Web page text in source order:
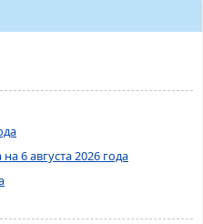
6 августа 2026 года